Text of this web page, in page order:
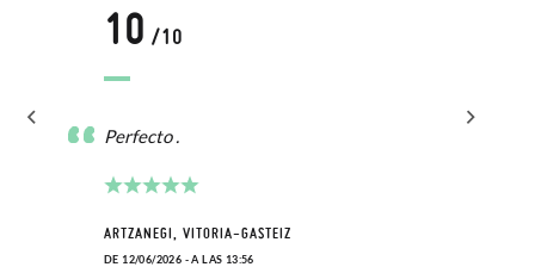
10 /10
Perfecto .
ARTZANEGI, VITORIA-GASTEIZ
DE 12/06/2026 - A LAS 13:56